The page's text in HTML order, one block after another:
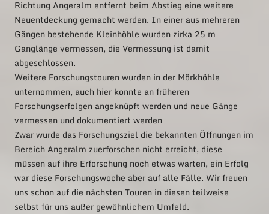
Richtung Angeralm entfernt beim Abstieg eine weitere
Neuentdeckung gemacht werden. In einer aus mehreren
Gängen bestehende Kleinhöhle wurden zirka 25 m
Ganglänge vermessen, die Vermessung ist damit
abgeschlossen.
Weitere Forschungstouren wurden in der Mörkhöhle
unternommen, auch hier konnte an früheren
Forschungserfolgen angeknüpft werden und neue Gänge
vermessen und dokumentiert werden
Zwar wurde das Forschungsziel die bekannten Öffnungen im
Bereich Angeralm zuerforschen nicht erreicht, diese
müssen auf ihre Erforschung noch etwas warten, ein Erfolg
war diese Forschungswoche aber auf alle Fälle. Wir freuen
uns schon auf die nächsten Touren in diesen teilweise
selbst für uns außer gewöhnlichem Umfeld.